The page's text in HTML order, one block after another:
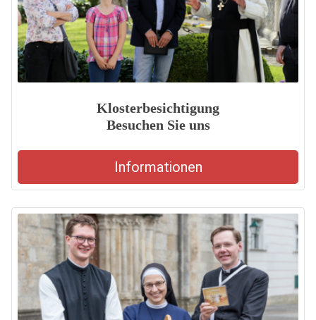
Klosterbesichtigung
Besuchen Sie uns
Informationen